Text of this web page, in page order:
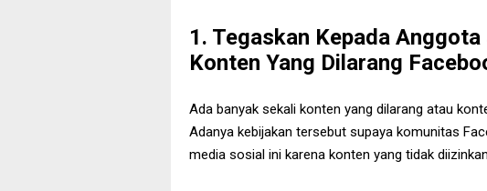
1. Tegaskan Kepada
Konten Yang Dilarang
Ada banyak sekali konten yang dilarang atau
Adanya kebijakan tersebut supaya komunitas
media sosial ini karena konten yang tidak